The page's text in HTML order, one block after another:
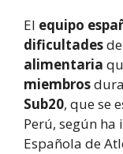
El equipo
dificultades
alimentaria
miembros
Sub20, que se
Perú, según
Española de